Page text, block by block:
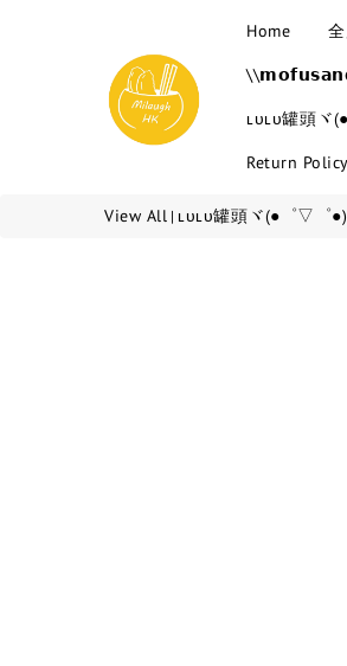
Home
ʟᴜʟᴜ罐頭
Return Policy
View All | ʟᴜʟᴜ罐頭ヾ(●゜▽゜